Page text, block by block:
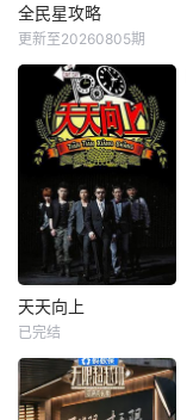
全民星攻略
更新至20260805期
天天向上
已完结